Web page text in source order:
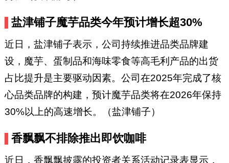
盐津铺子魔芋品类今年预计增长超30%
近日，盐津铺子表示，公司持续推进品类品牌建
设，魔芋、蛋制品和海味零食等高毛利产品的出货
占比提升是主要驱动因素。公司在2025年完成了核
心品类品牌的构建，预计魔芋品类将在2026年保持
30%以上的高速增长。（盐津铺子）
香飘飘不排除推出即饮咖啡
近日，香飘飘披露的投资者关系活动记录表显示，